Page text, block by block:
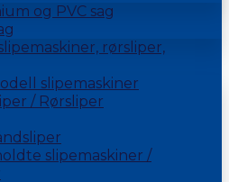
og PVC sag
rørsliper,
slipemaskiner
/ Rørsliper
slipemaskiner /